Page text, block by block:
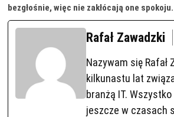
bezgłośnie, więc nie zakłócają one spokoju.
Rafał Zawadzki
Nazywam się Rafał
kilkunastu lat
branżą IT. Wszystko
jeszcze w czasach